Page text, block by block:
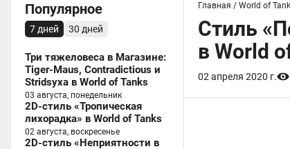
Популярное
7 дней 30 дней
Три тяжеловеса в Магазине:
Tiger-Maus, Contradictious и
Stridsyxa в World of Tanks
03 августа, понедельник
2D-стиль «Тропическая
лихорадка» в World of Tanks
02 августа, воскресенье
2D-стиль «Неприятности в
Главная / World of
Стиль
в World
02 апреля 2020 г.